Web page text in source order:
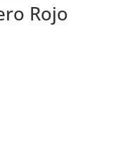
Rojo